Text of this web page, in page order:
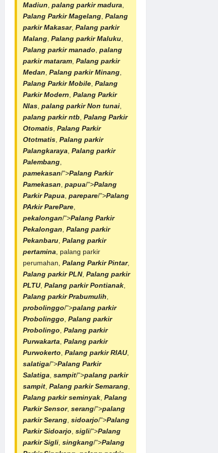
Madiun palang parkir madura
Palang Parkir Magelang Palang
parkir Makasar, Palang parkir
Malang Palang parkir Maluku
Palang parkir manado palang
parkir mataram Palang parkir
Medan Palang parkir Minang
Palang Parkir Mobile Palang
Parkir Modern Palang Parkir
NIas palang parkir Non tunai
palang parkir ntb Palang Parkir
Otomatis Palang Parkir
Ototmatis Palang parkir
Palangkaraya Palang parkir
Palembang
pamekasan/">Palang Parkir
Pamekasan papua/">Palang
Parkir Papua parepare/">Palang
PArkir ParePare
pekalongan/">Palang Parkir
Pekalongan Palang parkir
Pekanbaru Palang parkir
pertamina , palang parkir
perumahan, Palang Parkir Pintar,
Palang parkir PLN, Palang parkir
PLTU, Palang parkir Pontianak
Palang parkir Prabumulih
probolinggo/">palang parkir
Probolinggo Palang parkir
Probolingo Palang parkir
Purwakarta Palang parkir
Purwokerto Palang parkir RIAU,
salatiga/">Palang Parkir
Salatiga sampit/">palang parkir
sampit Palang parkir Semarang
Palang parkir seminyak Palang
Parkir Sensor, serang/">palang
parkir Serang sidoarjo/">Palang
Parkir Sidoarjo sigli/">Palang
parkir Sigli singkang/">Palang